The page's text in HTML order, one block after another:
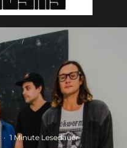
· 1 Minute Lesedauer